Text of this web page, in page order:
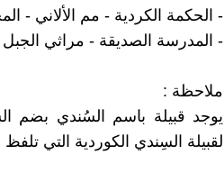
- الحكمة الكردية - مم الألاني -
- المدرسة الصديقة - مراثي الجبل
ملاحظة :
يوجد قبيلة باسم السُندي بضم
لقبيلة السِندي الكوردية التي